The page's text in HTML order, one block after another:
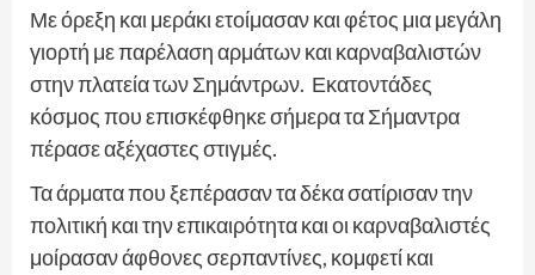
Με όρεξη και μεράκι ετοίμασαν και φέτος μια μεγάλη
γιορτή με παρέλαση αρμάτων και καρναβαλιστών
στην πλατεία των Σημάντρων. Εκατοντάδες
κόσμος που επισκέφθηκε σήμερα τα Σήμαντρα
πέρασε αξέχαστες στιγμές.
Τα άρματα που ξεπέρασαν τα δέκα σατίρισαν την
πολιτική και την επικαιρότητα και οι καρναβαλιστές
μοίρασαν άφθονες σερπαντίνες, κομφετί και